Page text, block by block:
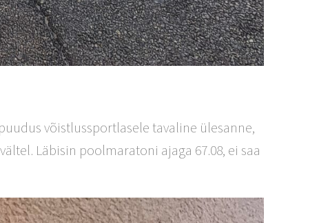
võistlussportlasele tavaline ülesanne,
Läbisin poolmaratoni ajaga 67.08, ei saa